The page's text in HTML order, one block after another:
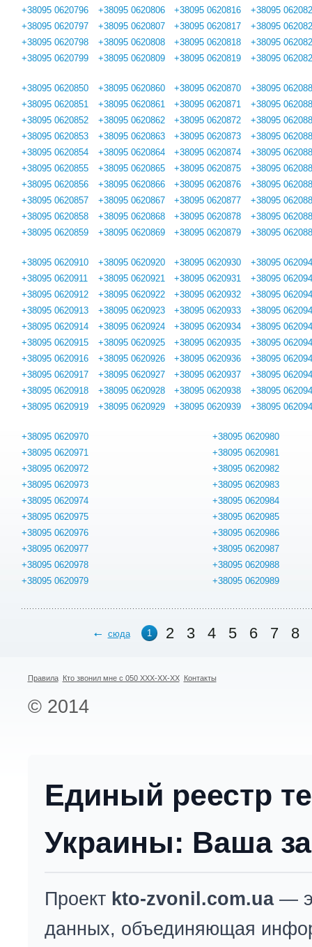
+38095 0620796
+38095 0620797
+38095 0620798
+38095 0620799
+38095 0620806
+38095 0620807
+38095 0620808
+38095 0620809
+38095 0620816
+38095 0620817
+38095 0620818
+38095 0620819
+38095
+38095
+38095
+38095
+38095 0620850
+38095 0620851
+38095 0620852
+38095 0620853
+38095 0620854
+38095 0620855
+38095 0620856
+38095 0620857
+38095 0620858
+38095 0620859
+38095 0620860
+38095 0620861
+38095 0620862
+38095 0620863
+38095 0620864
+38095 0620865
+38095 0620866
+38095 0620867
+38095 0620868
+38095 0620869
+38095 0620870
+38095 0620871
+38095 0620872
+38095 0620873
+38095 0620874
+38095 0620875
+38095 0620876
+38095 0620877
+38095 0620878
+38095 0620879
+38095
+38095
+38095
+38095
+38095
+38095
+38095
+38095
+38095
+38095
+38095 0620910
+38095 0620911
+38095 0620912
+38095 0620913
+38095 0620914
+38095 0620915
+38095 0620916
+38095 0620917
+38095 0620918
+38095 0620919
+38095 0620920
+38095 0620921
+38095 0620922
+38095 0620923
+38095 0620924
+38095 0620925
+38095 0620926
+38095 0620927
+38095 0620928
+38095 0620929
+38095 0620930
+38095 0620931
+38095 0620932
+38095 0620933
+38095 0620934
+38095 0620935
+38095 0620936
+38095 0620937
+38095 0620938
+38095 0620939
+38095
+38095
+38095
+38095
+38095
+38095
+38095
+38095
+38095
+38095
+38095 0620970
+38095 0620971
+38095 0620972
+38095 0620973
+38095 0620974
+38095 0620975
+38095 0620976
+38095 0620977
+38095 0620978
+38095 0620979
+38095 0620980
+38095 0620981
+38095 0620982
+38095 0620983
+38095 0620984
+38095 0620985
+38095 0620986
+38095 0620987
+38095 0620988
+38095 0620989
сюда 1 2 3 4 5 6 7 8
Правила Кто звонил мне с 050 XXX-XX-XX Контакты
© 2014
Единый реестр
Украины: Ваша
Проект kto-zvonil.com.ua—
данных, объединяющая